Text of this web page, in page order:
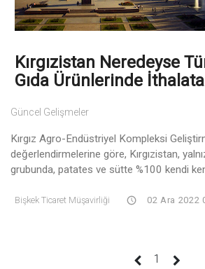
Kırgızistan Neredeyse
Gıda Ürünlerinde İthalata
Güncel Gelişmeler
Kırgız Agro-Endüstriyel Kompleksi
değerlendirmelerine göre, Kırgızistan,
grubunda, patates ve sütte %100 kendi
Bişkek Ticaret Müşavirliği 02 Ara 2022
1 (current)